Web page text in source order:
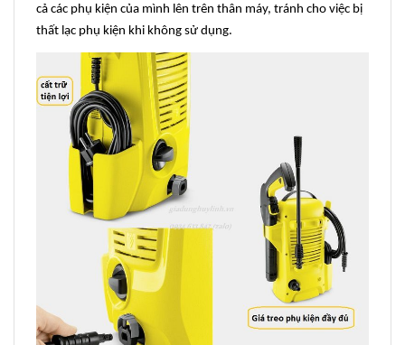
cả các phụ kiện của mình lên trên thân máy, tránh cho việc bị
thất lạc phụ kiện khi không sử dụng.